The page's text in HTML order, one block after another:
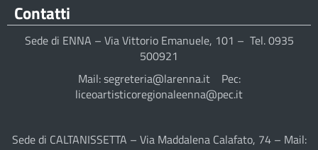
Contatti
Sede di ENNA – Via Vittorio Emanuele, 101 – Tel. 0935
500921
Mail: segreteria@larenna.it Pec:
liceoartisticoregionaleenna@pec.it
Sede di CALTANISSETTA – Via Maddalena Calafato, 74 – Mail: